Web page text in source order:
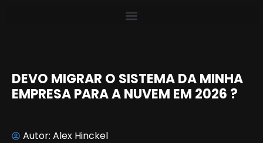
DEVO MIGRAR O SISTEMA DA MINHA
EMPRESA PARA A NUVEM EM 2026 ?
Autor: Alex Hinckel